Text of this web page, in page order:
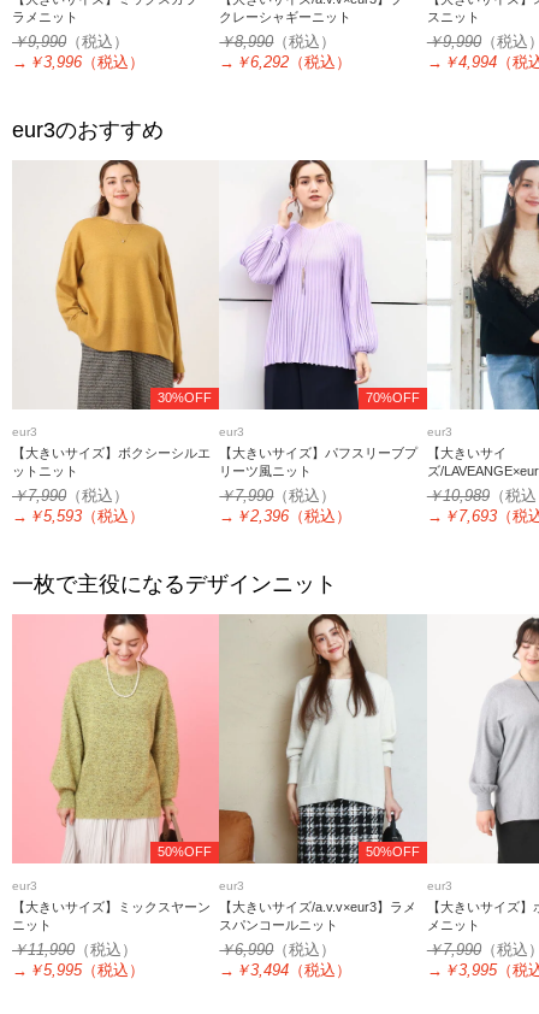
ラメニット
￥9,990 （税込）
→ ￥3,996 （税込）
クレーシャギーニット
￥8,990（税込）
→ ￥6,292 （税込）
スニット
￥9,990（税込
→ ￥4,994（税
eur3のおすすめ
30%OFF
eur3
【大きいサイズ】ボクシーシルエ
ットニット
￥7,990 （税込）
→ ￥5,593 （税込）
70%OFF
eur3
【大きいサイズ】パフスリーブプ
リーツ風ニット
￥7,990（税込）
→ ￥2,396 （税込）
eur3
【大きいサイ
ズ/
カラーニット
￥10,989（税
→ ￥7,693（税
一枚で主役になるデザインニット
50%OFF
eur3
【大きいサイズ】ミックスヤーン
ニット
￥11,990 （税込）
→ ￥5,995（税込）
50%OFF
eur3
【大きいサイズ/a.v.v×eur3】ラメ
スパンコールニット
￥6,990（税込）
→ ￥3,494 （税込）
eur3
【大きいサイズ
メニット
￥7,990（税込
→ ￥3,995（税